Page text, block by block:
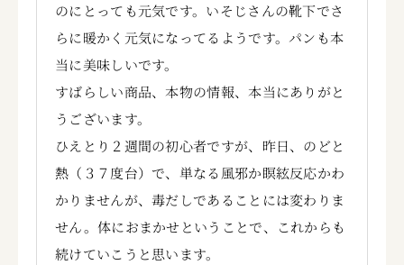
のにとっても元気です。いそじさんの靴下でさ
らに暖かく元気になってるようです。パンも本
当に美味しいです。
すばらしい商品、本物の情報、本当にありがと
うございます。
ひえとり２週間の初心者ですが、昨日、のどと
熱（３７度台）で、単なる風邪か瞑絃反応かわ
かりませんが、毒だしであることには変わりま
せん。体におまかせということで、これからも
続けていこうと思います。